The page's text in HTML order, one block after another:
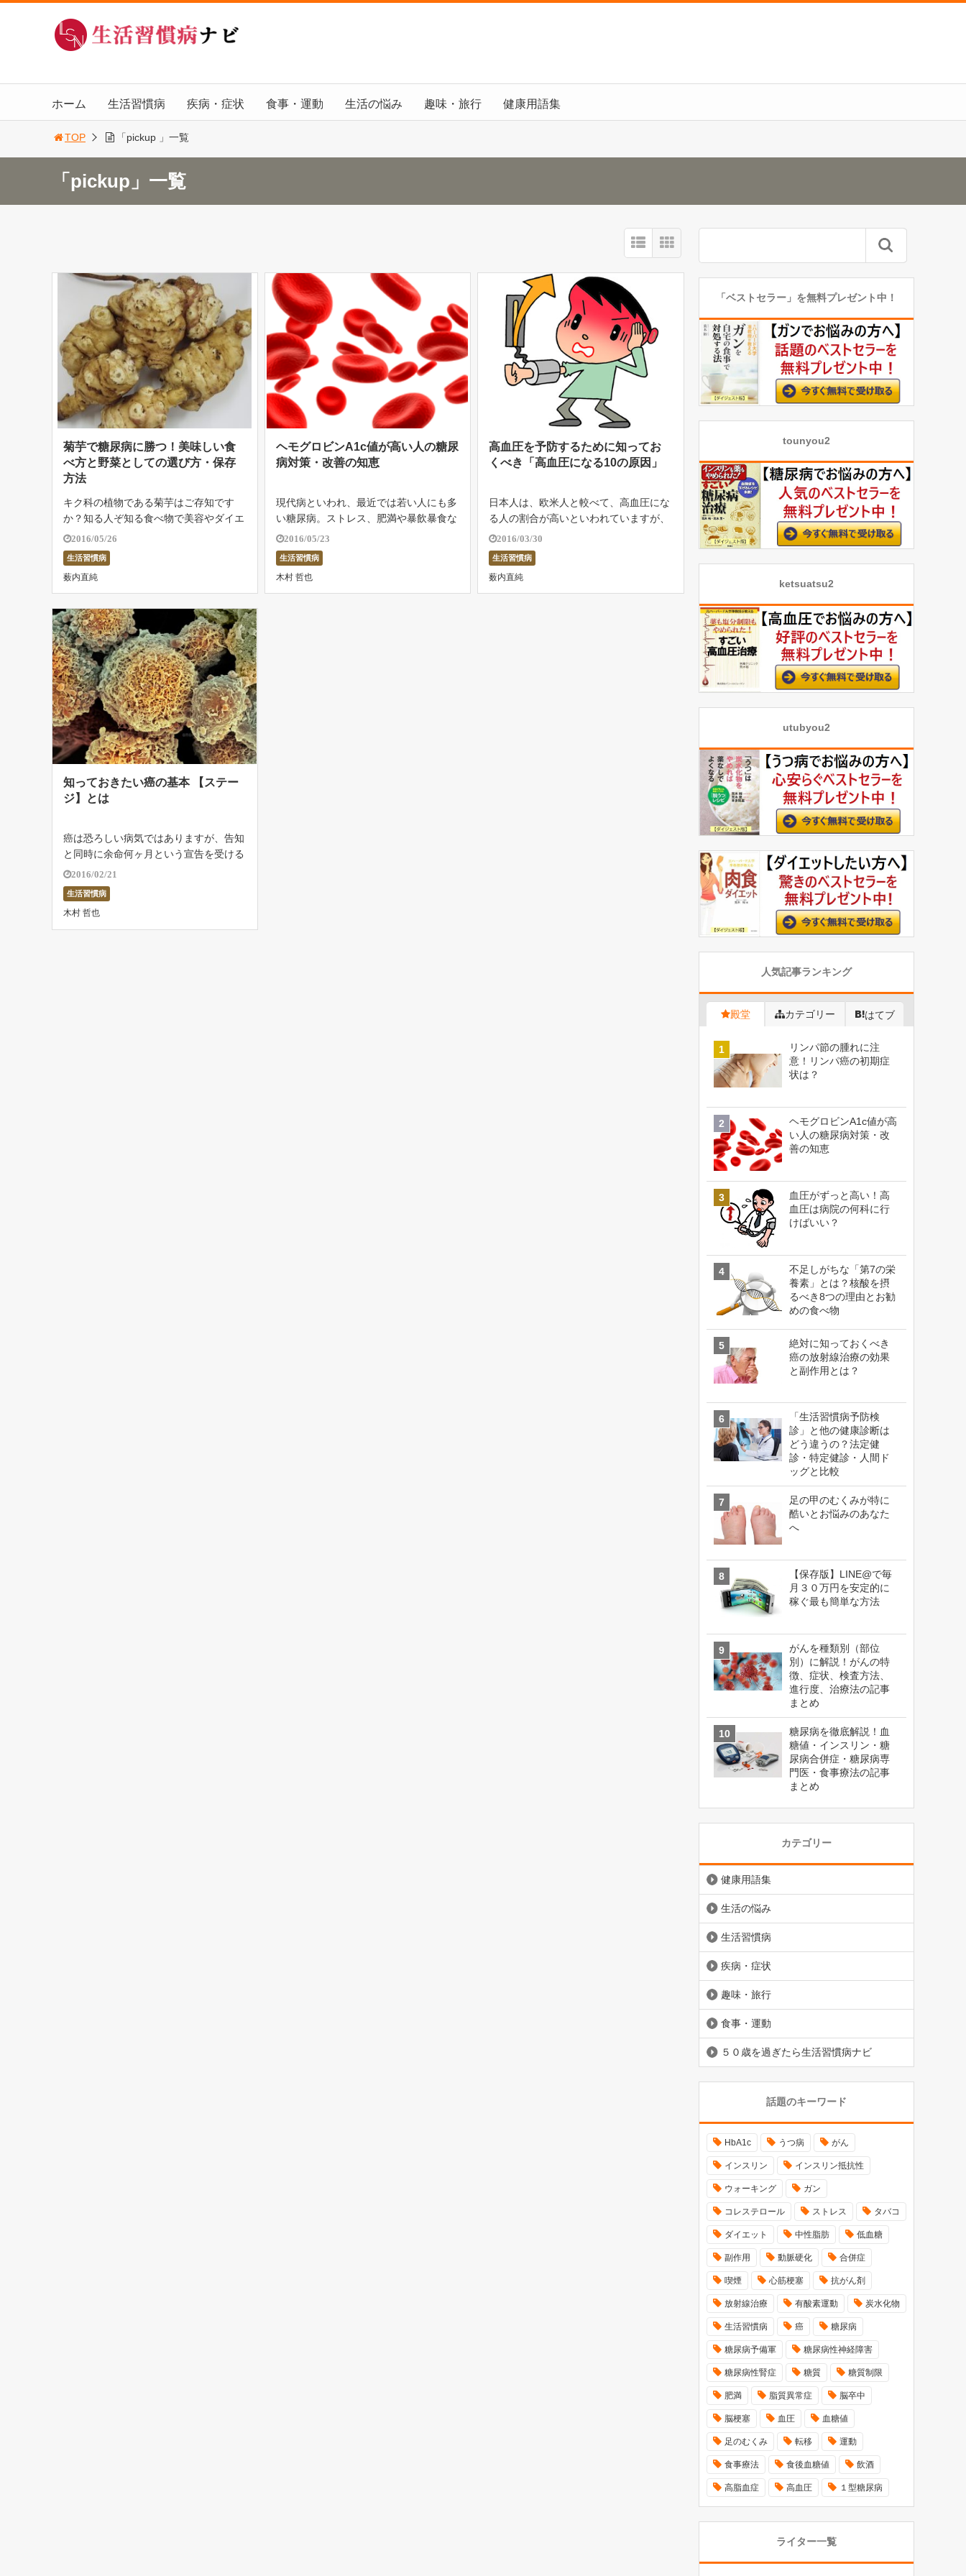
ホーム 生活習慣病 疾病・症状 食事・運動 生活の悩み 趣味・旅行 健康用語集
TOP 「pickup 」一覧
「pickup」一覧
菊芋で糖尿病に勝つ！美味しい食
べ方と野菜としての選び方・保存
方法
キク科の植物である菊芋はご存知です
か？知る人ぞ知る食べ物で美容やダイエ
ットにも効果があるといわれており、ひ
そかにブームになりつつあります。また
生活習慣病である糖尿病にも効果があり
今注目の食材です。 今回は、まだあま
り馴染 […]
2016/05/26
生活習慣病
薮内直純
ヘモグロビンA1c値が高い人の糖尿
病対策・改善の知恵
現代病といわれ、最近では若い人にも多
い糖尿病。ストレス、肥満や暴飲暴食な
どのライフスタイルの乱れから起こる私
たちの身近な生活習慣病であり、いかに
も現代人らしい病気です。 名前の通
り、血糖値が高すぎて尿に糖が出るもの
で、放 […]
2016/05/23
生活習慣病
木村 哲也
高血圧を予防するために知ってお
くべき「高血圧になる10の原因」
日本人は、欧米人と較べて、高血圧にな
る人の割合が高いといわれていますが、
その割合は、50歳以上の2人に1人とな
っているほど、極めて高いことが特徴的
です。 高血圧のおもな原因は、遺伝的
な要素に加え、後天的な多くの生活習慣
に […]
2016/03/30
生活習慣病
薮内直純
知っておきたい癌の基本 【ステー
ジ】とは
癌は恐ろしい病気ではありますが、告知
と同時に余命何ヶ月という宣告を受ける
人もいれば、治療して何十年も生きる人
もいます。その違いの鍵になるのが、癌
のステージです。 ▼【ベストセラーを
無料プレゼント中！】今すぐガン対策を
行う […]
2016/02/21
生活習慣病
木村 哲也
「ベストセラー」を無料プレゼント中！
tounyou2
ketsuatsu2
utubyou2
人気記事ランキング
殿堂 カテゴリー はてブ
リンパ節の腫れに注
意！リンパ癌の初期症
状は？
ヘモグロビンA1c値が高
い人の糖尿病対策・改
善の知恵
血圧がずっと高い！高
血圧は病院の何科に行
けばいい？
不足しがちな「第7の栄
養素」とは？核酸を摂
るべき8つの理由とお勧
めの食べ物
絶対に知っておくべき
癌の放射線治療の効果
と副作用とは？
「生活習慣病予防検
診」と他の健康診断は
どう違うの？法定健
診・特定健診・人間ド
ッグと比較
足の甲のむくみが特に
酷いとお悩みのあなた
へ
【保存版】LINE@で毎
月３０万円を安定的に
稼ぐ最も簡単な方法
がんを種類別（部位
別）に解説！がんの特
徴、症状、検査方法、
進行度、治療法の記事
まとめ
糖尿病を徹底解説！血
糖値・インスリン・糖
尿病合併症・糖尿病専
門医・食事療法の記事
まとめ
カテゴリー
健康用語集
生活の悩み
生活習慣病
疾病・症状
趣味・旅行
食事・運動
５０歳を過ぎたら生活習慣病ナビ
話題のキーワード
HbA1c うつ病 がん
インスリン インスリン抵抗性
ウォーキング ガン
コレステロール ストレス タバコ
ダイエット 中性脂肪 低血糖
副作用 動脈硬化 合併症
喫煙 心筋梗塞 抗がん剤
放射線治療 有酸素運動 炭水化物
生活習慣病 癌 糖尿病
糖尿病予備軍 糖尿病性神経障害
糖尿病性腎症 糖質 糖質制限
肥満 脂質異常症 脳卒中
脳梗塞 血圧 血糖値
足のむくみ 転移 運動
食事療法 食後血糖値 飲酒
高脂血症 高血圧 １型糖尿病
ライター一覧